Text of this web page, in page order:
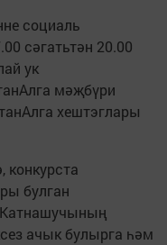
социаль
сәгатьтән 20.00
ук
мәҗбүри
хештэглары
конкурста
булган
ачык булырга һәм